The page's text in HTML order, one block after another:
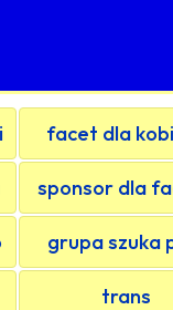
facet dla
sponsor dla
grupa szuka
trans